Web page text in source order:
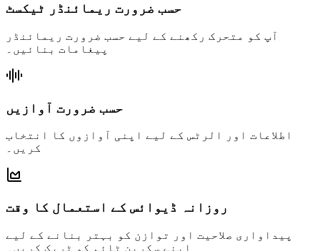
حسب ضرورت ریمائنڈر ٹیکسٹ
آپ کو متحرک رکھنے کے لیے حسب ضرورت ریمائنڈر
پیغامات بنائیں۔
حسب ضرورت آوازیں
اطلاعات اور الرٹس کے لیے اپنی آوازوں کا انتخاب
کریں۔
روزانہ ڈیوائس کے استعمال کا وقت
پیداواری صلاحیت اور توازن کو بہتر بنانے کے لیے
اپنے سکرین ٹائم کو ٹریک کریں۔